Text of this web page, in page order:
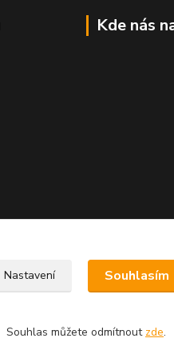
Kde nás
Nastavení Souhlasím
Souhlas můžete odmítnout zde.